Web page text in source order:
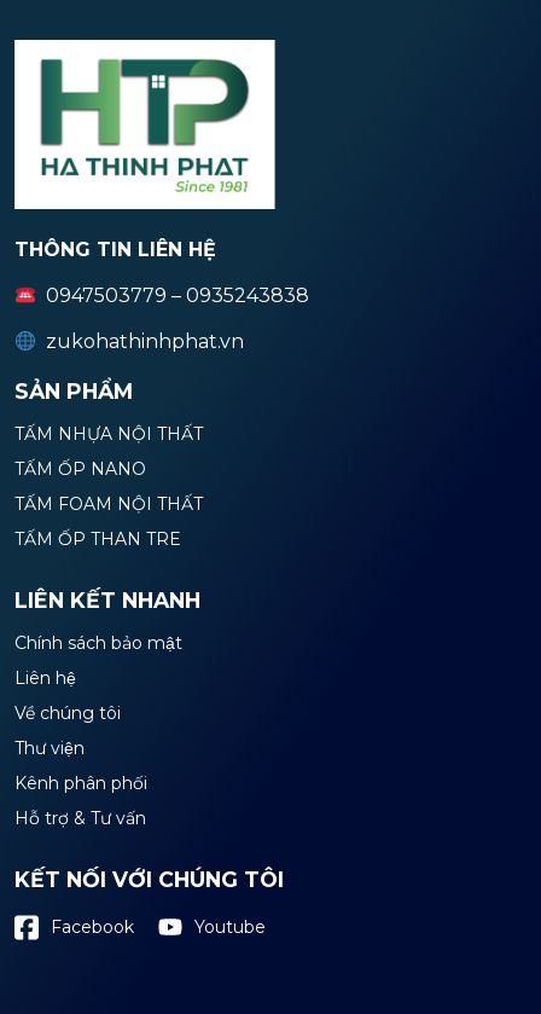
THÔNG TIN LIÊN HỆ
0947503779 – 0935243838
zukohathinhphat.vn
SẢN PHẨM
TẤM NHỰA NỘI THẤT
TẤM ỐP NANO
TẤM FOAM NỘI THẤT
TẤM ỐP THAN TRE
LIÊN KẾT NHANH
Chính sách bảo mật
Liên hệ
Về chúng tôi
Thư viện
Kênh phân phối
Hỗ trợ & Tư vấn
KẾT NỐI VỚI CHÚNG TÔI
Facebook Youtube